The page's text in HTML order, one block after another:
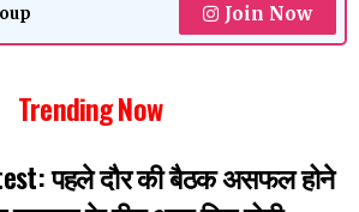
Join Now
Trending Now
पहले दौर की बैठक असफल होने